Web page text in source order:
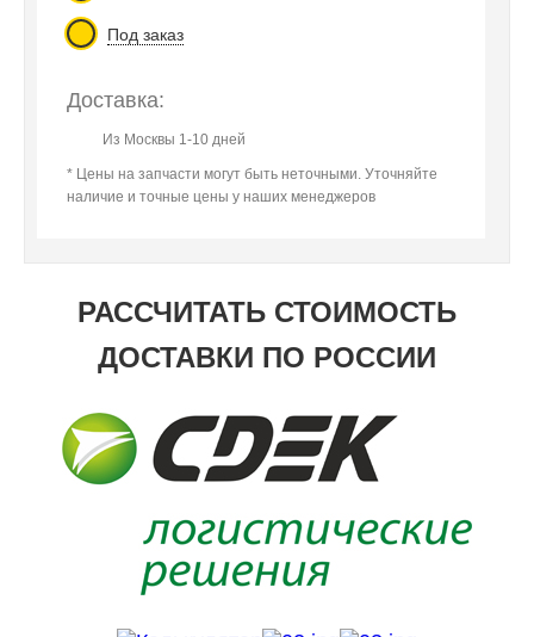
Под заказ
Доставка:
Из Москвы 1-10 дней
* Цены на запчасти могут быть неточными. Уточняйте
наличие и точные цены у наших менеджеров
РАССЧИТАТЬ СТОИМОСТЬ
ДОСТАВКИ ПО РОССИИ